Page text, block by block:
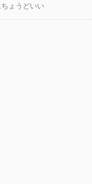
ょうどいい